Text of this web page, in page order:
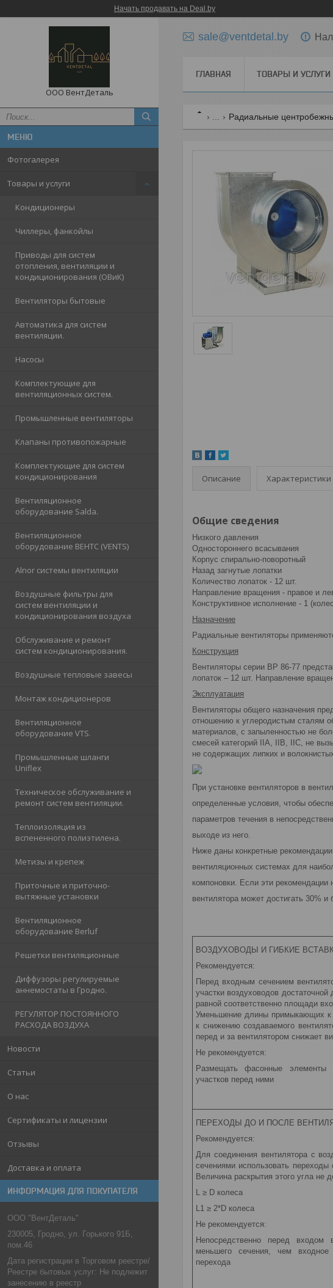
Начать продавать на Deal.by
ООО ВентДеталь
Фотогалерея
Товары и услуги
Кондиционеры
Чиллеры, фанкойлы
Приводы для систем
отопления, вентиляции и
кондиционирования (ОВиК)
Вентиляторы бытовые
Автоматика для систем
вентиляции.
Насосы
Комплектующие для
вентиляционных систем.
Промышленные вентиляторы
Клапаны противопожарные
Комплектующие для систем
кондиционирования
Вентиляционное
оборудование Salda.
Вентиляционное
оборудование ВЕНТС (VENTS)
Alnor cистемы вентиляции
Воздушные фильтры для
систем вентиляции и
кондиционирования воздуха
Обслуживание и ремонт
систем кондиционирования.
Воздушные тепловые завесы
Монтаж кондиционеров
Вентиляционное
оборудование VTS.
Промышленные шланги
Uniflex
Техническое обслуживание и
ремонт систем вентиляции.
Теплоизоляция из
вспененного полиэтилена.
Метизы и крепеж
Приточные и приточно-
вытяжные установки
Вентиляционное
оборудование Berluf
Решетки вентиляционные
Диффузоры регулируемые
аннемостаты в Гродно.
РЕГУЛЯТОР ПОСТОЯННОГО
РАСХОДА ВОЗДУХА
Новости
Статьи
О нас
Сертификаты и лицензии
Отзывы
Доставка и оплата
ИНФОРМАЦИЯ ДЛЯ ПОКУПАТЕЛЯ
ООО "ВентДеталь"
230005, Гродно, ул. Горького 91Б,
пом.46
Дата регистрации в Торговом реестре/
Реестре бытовых услуг: Не подлежит
занесению в реестр
sale@ventdetal.by
ГЛАВНАЯ ТОВАРЫ И УСЛУГИ
Радиальные
Описание Характеристики
Общие сведения
Низкого давления
Одностороннего всасывания
Корпус спирально-поворотный
Назад загнутые лопатки
Количество лопаток - 12 шт.
Направление вращения - правое и
Конструктивное исполнение - 1
Назначение
Радиальные вентиляторы
Конструкция
Вентиляторы серии ВР 86-77
лопаток – 12 шт. Направление
Эксплуатация
Вентиляторы общего назначения
отношению к углеродистым сталям
материалов, с запыленностью не
смесей категорий IIA, IIВ, IIС, не
не содержащих липких и
При установке вентиляторов в
определенные условия, чтобы
параметров течения в
выходе из него.
Ниже даны конкретные
вентиляционных системах для
компоновки. Если эти рекомендации
вентилятора может достигать 30% и
ВОЗДУХОВОДЫ И ГИБКИЕ
Рекомендуется:
Перед входным сечением
участки воздуховодов
равной соответственно площади
Уменьшение длины примыкающих к
к снижению создаваемого
перед и за вентилятором снижает
Не рекомендуется:
Размещать фасонные элементы
участков перед ними
ПЕРЕХОДЫ ДО И ПОСЛЕ
Рекомендуется:
Для соединения вентилятора с
сечениями использовать
Величина раскрытия этого угла не
L ≥ D колеса
L1 ≥ 2*D колеса
Не рекомендуется:
Непосредственно перед входом
меньшего сечения, чем входное
перехода